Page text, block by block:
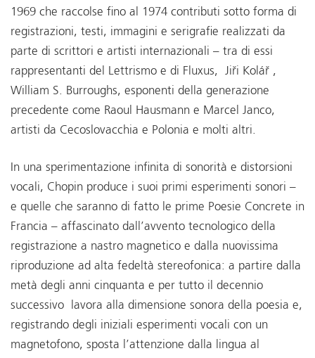
1969 che raccolse fino al 1974 contributi sotto forma di
registrazioni, testi, immagini e serigrafie realizzati da
parte di scrittori e artisti internazionali – tra di essi
rappresentanti del Lettrismo e di Fluxus, Jiři Kolář ,
William S. Burroughs, esponenti della generazione
precedente come Raoul Hausmann e Marcel Janco,
artisti da Cecoslovacchia e Polonia e molti altri.
In una sperimentazione infinita di sonorità e distorsioni
vocali, Chopin produce i suoi primi esperimenti sonori –
e quelle che saranno di fatto le prime Poesie Concrete in
Francia – affascinato dall’avvento tecnologico della
registrazione a nastro magnetico e dalla nuovissima
riproduzione ad alta fedeltà stereofonica: a partire dalla
metà degli anni cinquanta e per tutto il decennio
successivo lavora alla dimensione sonora della poesia e,
registrando degli iniziali esperimenti vocali con un
magnetofono, sposta l’attenzione dalla lingua al